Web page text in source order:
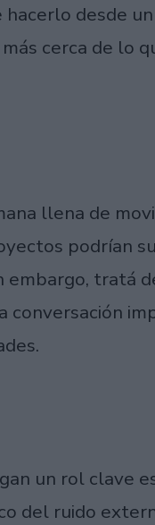
desde
cerca de lo
llena de
podrían
embargo, tratá
conversación
un rol clave
del ruido